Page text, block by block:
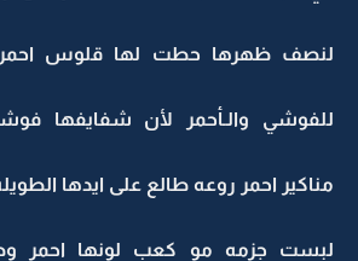
لنصف ظهرها حطت لها قلوس احمر
للفوشي والـأحمر لأن شفايفها
مناكير احمر روعه طالع على ايدها
لبست جزمه مو كعب لونها احمر